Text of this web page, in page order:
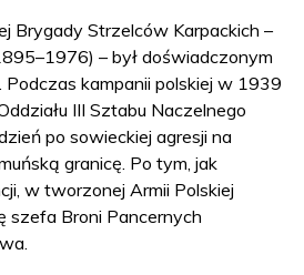
Brygady Strzelców Karpackich –
– był doświadczonym
Podczas kampanii polskiej w 1939
III Sztabu Naczelnego
po sowieckiej agresji na
granicę. Po tym, jak
w tworzonej Armii Polskiej
szefa Broni Pancernych